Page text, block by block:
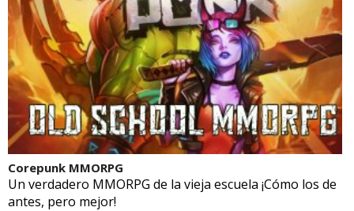
Corepunk MMORPG
Un verdadero MMORPG de la vieja escuela ¡Cómo los de
antes, pero mejor!